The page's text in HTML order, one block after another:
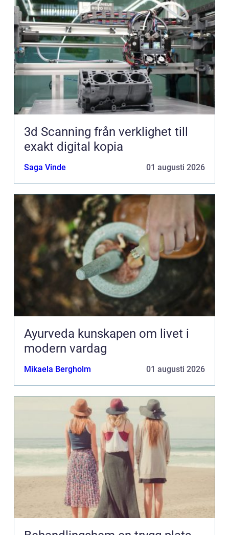
3d Scanning från verklighet till
exakt digital kopia
Saga Vinde 01 augusti 2026
Ayurveda kunskapen om livet i
modern vardag
Mikaela Bergholm 01 augusti 2026